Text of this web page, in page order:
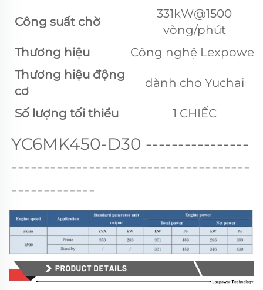
Công suất chờ
331kW@1500
vòng/phút
Thương hiệu
Công nghệ Lexpower
Thương hiệu động
cơ
dành cho Yuchai
Số lượng tối thiểu 1 CHIẾC
YC6MK450-D30 ----------------
-------------------------------------
-------------